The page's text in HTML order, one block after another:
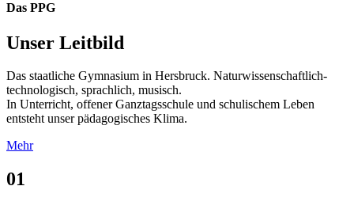
Das PPG
Unser Leitbild
Das staatliche Gymnasium in Hersbruck. Naturwissenschaftlich-
technologisch, sprachlich, musisch.
In Unterricht, offener Ganztagsschule und schulischem Leben
entsteht unser pädagogisches Klima.
Mehr
01